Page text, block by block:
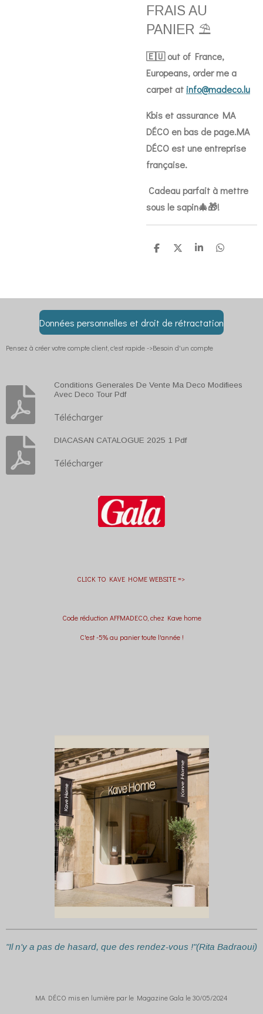
FRAIS AU
PANIER ⛱️
🇪🇺 out of France,
Europeans, order me a
carpet at info@madeco.lu
Kbis et assurance MA
DÉCO en bas de page.MA
DÉCO est une entreprise
française.
Cadeau parfait à mettre
sous le sapin🎄🎁!
P
g
e
P
g
e
P
g
e
P
g
e
Données personnelles et droit de rétractation
Pensez à créer votre compte client, c'est rapide ->Besoin d'un compte
Conditions Generales De Vente Ma Deco Modifiees
Avec Deco Tour Pdf
Télécharger
DIACASAN CATALOGUE 2025 1 Pdf
Télécharger
CLICK TO KAVE HOME WEBSITE =>
Code réduction AFFMADECO, chez Kave home
C'est -5% au panier toute l'année !
"Il n'y a pas de hasard, que des rendez-vous !"(Rita Badraoui)
MA DÉCO mis en lumière par le Magazine Gala le 30/05/2024